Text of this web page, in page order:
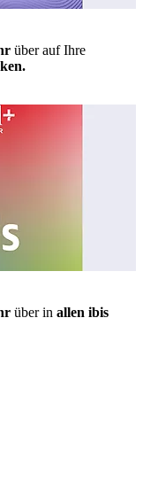
über auf Ihre
über in allen ibis